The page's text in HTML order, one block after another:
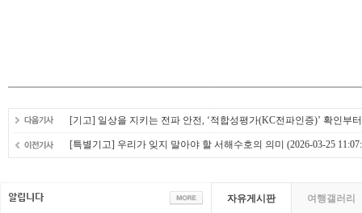
[기고] 일상을 지키는 전파 안전, ‘적합성평가(KC전파인증)’ 확인부
[특별기고] 우리가 잊지 말아야 할 서해수호의 의미 (2026-03-25
자유게시판 여행갤러리